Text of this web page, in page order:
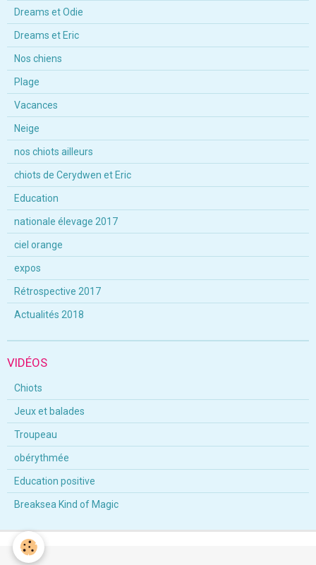
Dreams et Odie
Dreams et Eric
Nos chiens
Plage
Vacances
Neige
nos chiots ailleurs
chiots de Cerydwen et Eric
Education
nationale élevage 2017
ciel orange
expos
Rétrospective 2017
Actualités 2018
VIDÉOS
Chiots
Jeux et balades
Troupeau
obérythmée
Education positive
Breaksea Kind of Magic